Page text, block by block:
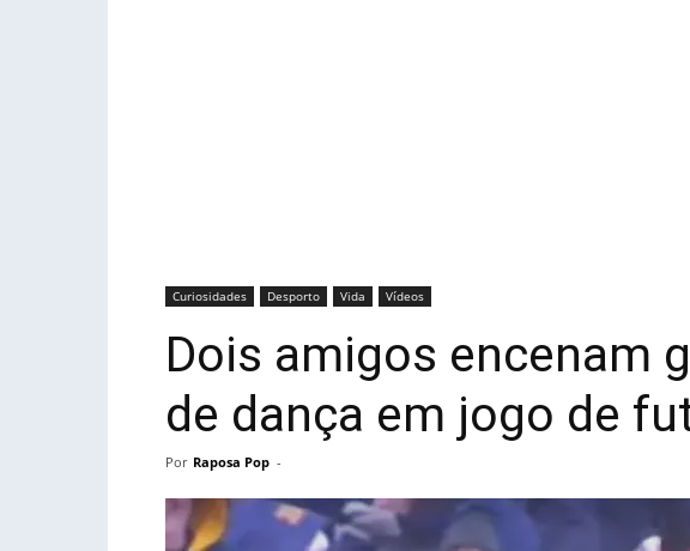
Curiosidades Desporto Vida Vídeos
Dois amigos encenam
de dança em jogo de
Por Raposa Pop -